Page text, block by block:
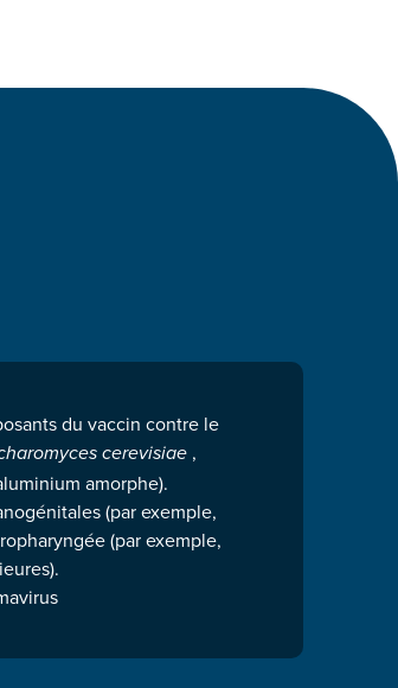
du vaccin contre le
cerevisiae ,
amorphe).
(par exemple,
(par exemple,